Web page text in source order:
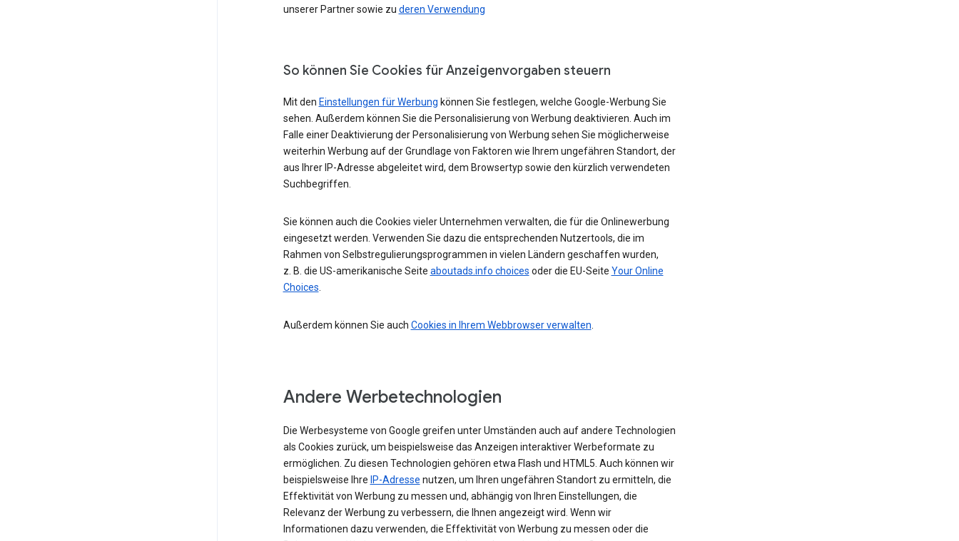
unserer Partner sowie zu deren Verwendung
So können Sie Cookies für Anzeigenvorgaben steuern
Mit den Einstellungen für Werbung können Sie festlegen, welche Google-Werbung Sie
sehen. Außerdem können Sie die Personalisierung von Werbung deaktivieren. Auch im
Falle einer Deaktivierung der Personalisierung von Werbung sehen Sie möglicherweise
weiterhin Werbung auf der Grundlage von Faktoren wie Ihrem ungefähren Standort, der
aus Ihrer IP-Adresse abgeleitet wird, dem Browsertyp sowie den kürzlich verwendeten
Suchbegriffen.
Sie können auch die Cookies vieler Unternehmen verwalten, die für die Onlinewerbung
eingesetzt werden. Verwenden Sie dazu die entsprechenden Nutzertools, die im
Rahmen von Selbstregulierungsprogrammen in vielen Ländern geschaffen wurden,
z. B. die US-amerikanische Seite aboutads.info choices oder die EU-Seite Your Online
Choices.
Außerdem können Sie auch Cookies in Ihrem Webbrowser verwalten.
Andere Werbetechnologien
Die Werbesysteme von Google greifen unter Umständen auch auf andere Technologien
als Cookies zurück, um beispielsweise das Anzeigen interaktiver Werbeformate zu
ermöglichen. Zu diesen Technologien gehören etwa Flash und HTML5. Auch können wir
beispielsweise Ihre IP-Adresse nutzen, um Ihren ungefähren Standort zu ermitteln, die
Effektivität von Werbung zu messen und, abhängig von Ihren Einstellungen, die
Relevanz der Werbung zu verbessern, die Ihnen angezeigt wird. Wenn wir
Informationen dazu verwenden, die Effektivität von Werbung zu messen oder die